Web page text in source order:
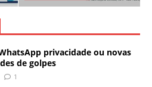
privacidade ou novas
de golpes
1